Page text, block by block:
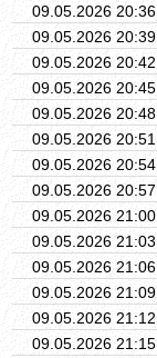
09.05.2026 20:36
09.05.2026 20:39
09.05.2026 20:42
09.05.2026 20:45
09.05.2026 20:48
09.05.2026 20:51
09.05.2026 20:54
09.05.2026 20:57
09.05.2026 21:00
09.05.2026 21:03
09.05.2026 21:06
09.05.2026 21:09
09.05.2026 21:12
09.05.2026 21:15